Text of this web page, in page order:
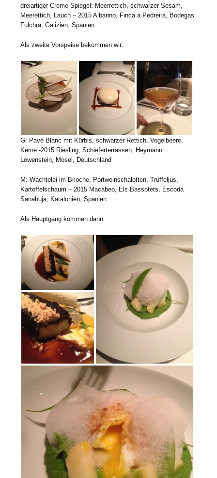
dreiartiger Creme-Spiegel: Meerrettich, schwarzer Sesam,
Meerettich, Lauch – 2015 Albarino, Finca a Pedreira, Bodegas
Fulchra, Galizien, Spanien
Als zweite Vorspeise bekommen wir:
G: Pavé Blanc mit Kürbis, schwarzer Rettich, Vogelbeere,
Kerne -2015 Riesling, Schieferterrassen, Heymann
Löwenstein, Mosel, Deutschland
M: Wachtelei im Brioche, Portweinschalotten, Trüffeljus,
Kartoffelschaum – 2015 Macabeo, Els Bassotets, Escoda
Sanahuja, Katalonien, Spanien
Als Hauptgang kommen dann: